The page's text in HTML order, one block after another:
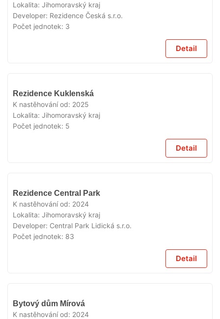
Lokalita: Jihomoravský kraj
Developer: Rezidence Česká s.r.o.
Počet jednotek: 3
Detail
Rezidence Kuklenská
K nastěhování od: 2025
Lokalita: Jihomoravský kraj
Počet jednotek: 5
Detail
Rezidence Central Park
K nastěhování od: 2024
Lokalita: Jihomoravský kraj
Developer: Central Park Lidická s.r.o.
Počet jednotek: 83
Detail
Bytový dům Mírová
K nastěhování od: 2024